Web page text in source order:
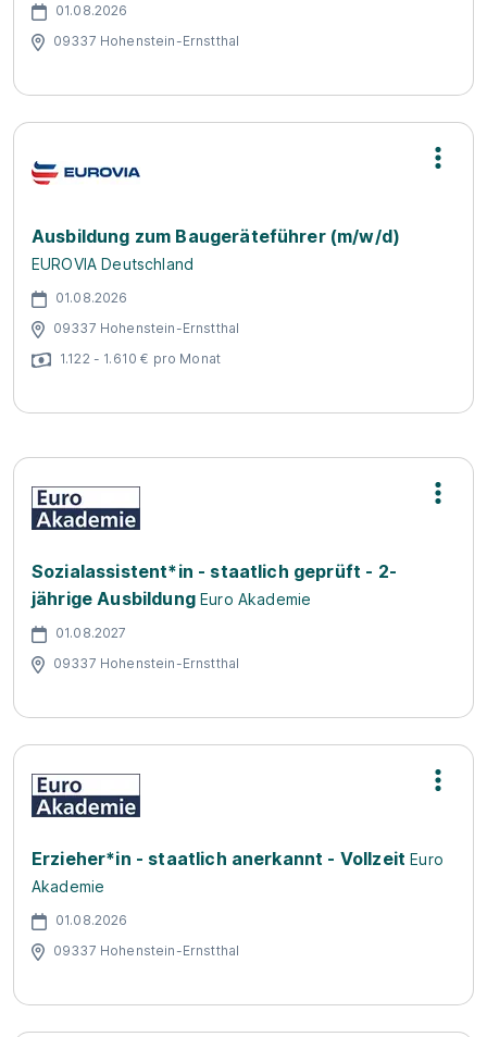
01.08.2026
09337 Hohenstein-Ernstthal
Ausbildung zum Baugeräteführer (m/w/d)
EUROVIA Deutschland
01.08.2026
09337 Hohenstein-Ernstthal
1.122 - 1.610 € pro Monat
Sozialassistent*in - staatlich geprüft - 2-
jährige Ausbildung Euro Akademie
01.08.2027
09337 Hohenstein-Ernstthal
Erzieher*in - staatlich anerkannt - Vollzeit Euro
Akademie
01.08.2026
09337 Hohenstein-Ernstthal